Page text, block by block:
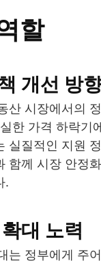
할
개선 방
산 시장에서의
한 가격 하락기
실질적인 지원
함께 시장 안정
.
대 노력
는 정부에게 주